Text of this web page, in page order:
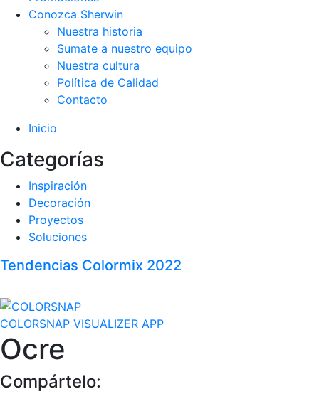
Conozca Sherwin
Nuestra historia
Sumate a nuestro equipo
Nuestra cultura
Política de Calidad
Contacto
Inicio
Categorías
Inspiración
Decoración
Proyectos
Soluciones
Tendencias Colormix 2022
COLORSNAP VISUALIZER APP
Ocre
Compártelo: